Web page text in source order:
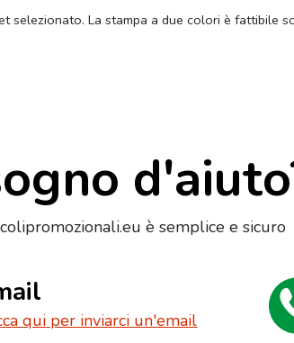
selezionato. La stampa a due colori è fattibile
è semplice e sicuro
qui per inviarci un'email